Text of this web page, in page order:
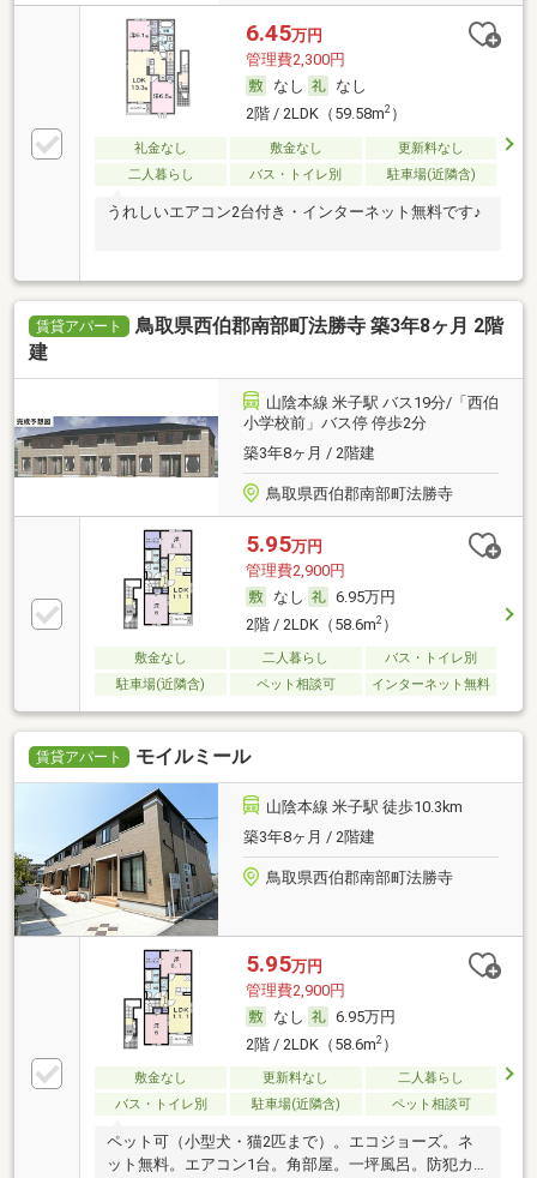
6.45万円
管理費2,300円
なし
なし
2階 / 2LDK（59.58m2）
礼金なし 敷金なし
更新料なし
二人暮らし
バス・トイレ別 駐車場(近隣含)
うれしいエアコン2台付き・インターネット無料です♪
賃貸アパート
鳥取県西伯郡南部町法勝寺 築3年8ヶ月 2階
建
山陰本線 米子駅 バス19分/「西伯
小学校前」バス停 停歩2分
築3年8ヶ月 / 2階建
鳥取県西伯郡南部町法勝寺
5.95万円
管理費2,900円
なし
6.95万円
2階 / 2LDK（58.6m2）
敷金なし 二人暮らし
バス・トイレ別
駐車場(近隣含)
ペット相談可 インターネット無料
賃貸アパート モイルミール
山陰本線 米子駅 徒歩10.3km
築3年8ヶ月 / 2階建
鳥取県西伯郡南部町法勝寺
5.95万円
管理費2,900円
なし
6.95万円
2階 / 2LDK（58.6m2）
敷金なし 更新料なし
二人暮らし
バス・トイレ別
駐車場(近隣含) ペット相談可
ペット可（小型犬・猫2匹まで）。エコジョーズ。ネ
ット無料。エアコン1台。角部屋。一坪風呂。防犯カ